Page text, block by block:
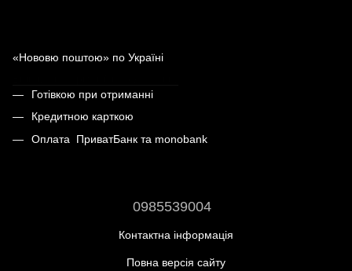
«Нововю поштою» по Україні
Готівкою при отриманні
Кредитною карткою
Оплата ПриватБанк та monobank
0985539004
Контактна інформація
Повна версія сайту